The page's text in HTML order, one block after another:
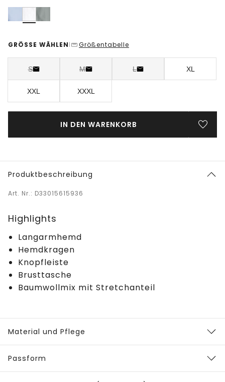
GRÖSSE WÄHLEN | Größentabelle
S M L XL
XXL XXXL
IN DEN WARENKORB
Produktbeschreibung
Art. Nr.: D33015615936
Highlights
Langarmhemd
Hemdkragen
Knopfleiste
Brusttasche
Baumwollmix mit Stretchanteil
Material und Pflege
Passform